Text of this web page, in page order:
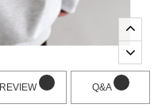
REVIEW Q&A